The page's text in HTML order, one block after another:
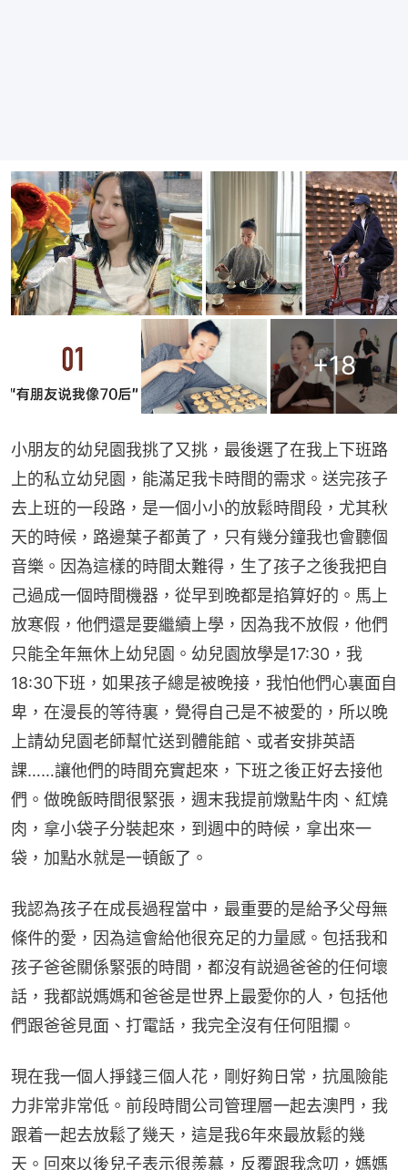
+18
小朋友的幼兒園我挑了又挑，最後選了在我上下班路
上的私立幼兒園，能滿足我卡時間的需求。送完孩子
去上班的一段路，是一個小小的放鬆時間段，尤其秋
天的時候，路邊葉子都黃了，只有幾分鐘我也會聽個
音樂。因為這樣的時間太難得，生了孩子之後我把自
己過成一個時間機器，從早到晚都是掐算好的。馬上
放寒假，他們還是要繼續上學，因為我不放假，他們
只能全年無休上幼兒園。幼兒園放學是17:30，我
18:30下班，如果孩子總是被晚接，我怕他們心裏面自
卑，在漫長的等待裏，覺得自己是不被愛的，所以晚
上請幼兒園老師幫忙送到體能館、或者安排英語
課……讓他們的時間充實起來，下班之後正好去接他
們。做晚飯時間很緊張，週末我提前燉點牛肉、紅燒
肉，拿小袋子分裝起來，到週中的時候，拿出來一
袋，加點水就是一頓飯了。
我認為孩子在成長過程當中，最重要的是給予父母無
條件的愛，因為這會給他很充足的力量感。包括我和
孩子爸爸關係緊張的時間，都沒有説過爸爸的任何壞
話，我都説媽媽和爸爸是世界上最愛你的人，包括他
們跟爸爸見面、打電話，我完全沒有任何阻攔。
現在我一個人掙錢三個人花，剛好夠日常，抗風險能
力非常非常低。前段時間公司管理層一起去澳門，我
跟着一起去放鬆了幾天，這是我6年來最放鬆的幾
天。回來以後兒子表示很羨慕，反覆跟我念叨，媽媽